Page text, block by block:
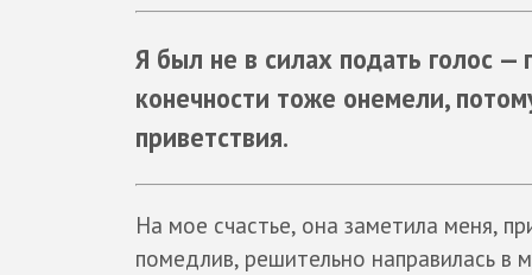
Я был не в силах подать голос —
конечности тоже онемели,
приветствия.
На мое счастье, она заметила меня,
помедлив, решительно направилась в